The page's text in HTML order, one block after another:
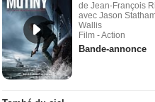
de Jean-François
avec Jason
Wallis
Film - Action
Bande-annonce